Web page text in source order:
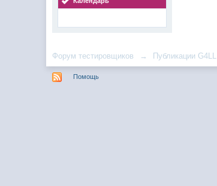
Форум тестировщиков → Публикации G4LL
Помощь